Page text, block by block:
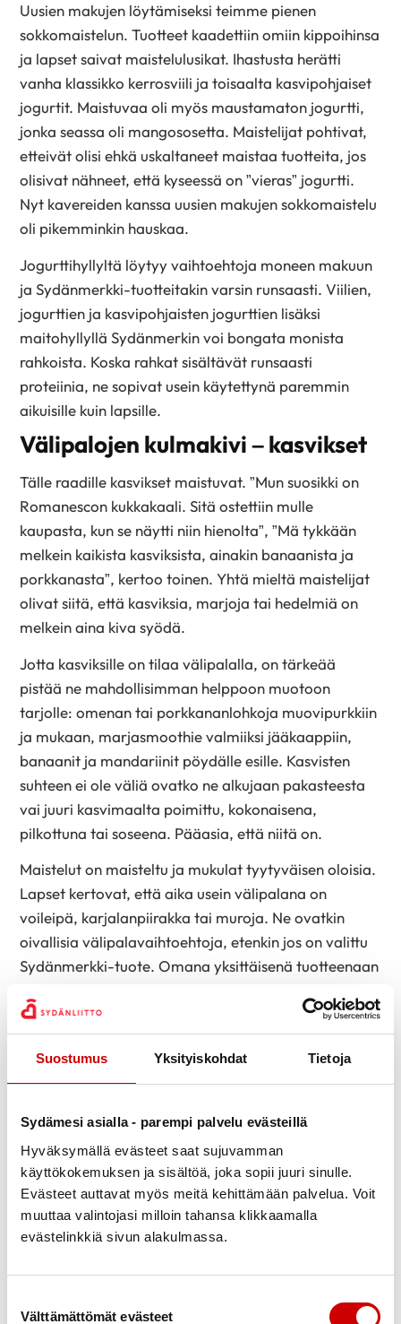
Suostumus Yksityiskohdat Tietoja
Sydämesi asialla - parempi palvelu evästeillä
Hyväksymällä evästeet saat sujuvamman
käyttökokemuksen ja sisältöä, joka sopii juuri sinulle.
Evästeet auttavat myös meitä kehittämään palvelua. Voit
muuttaa valintojasi milloin tahansa klikkaamalla
evästelinkkiä sivun alakulmassa.
Välttämättömät evästeet
Uusien makujen löytämiseksi teimme pienen
sokkomaistelun. Tuotteet kaadettiin omiin kippoihinsa
ja lapset saivat maistelulusikat. Ihastusta herätti
vanha klassikko kerrosviili ja toisaalta kasvipohjaiset
jogurtit. Maistuvaa oli myös maustamaton jogurtti,
jonka seassa oli mangososetta. Maistelijat pohtivat,
etteivät olisi ehkä uskaltaneet maistaa tuotteita, jos
olisivat nähneet, että kyseessä on ”vieras” jogurtti.
Nyt kavereiden kanssa uusien makujen sokkomaistelu
oli pikemminkin hauskaa.
Jogurttihyllyltä löytyy vaihtoehtoja moneen makuun
ja Sydänmerkki-tuotteitakin varsin runsaasti. Viilien,
jogurttien ja kasvipohjaisten jogurttien lisäksi
maitohyllyllä Sydänmerkin voi bongata monista
rahkoista. Koska rahkat sisältävät runsaasti
proteiinia, ne sopivat usein käytettynä paremmin
aikuisille kuin lapsille.
Välipalojen kulmakivi – kasvikset
Tälle raadille kasvikset maistuvat. ”Mun suosikki on
Romanescon kukkakaali. Sitä ostettiin mulle
kaupasta, kun se näytti niin hienolta”, ”Mä tykkään
melkein kaikista kasviksista, ainakin banaanista ja
porkkanasta”, kertoo toinen. Yhtä mieltä maistelijat
olivat siitä, että kasviksia, marjoja tai hedelmiä on
melkein aina kiva syödä.
Jotta kasviksille on tilaa välipalalla, on tärkeää
pistää ne mahdollisimman helppoon muotoon
tarjolle: omenan tai porkkananlohkoja muovipurkkiin
ja mukaan, marjasmoothie valmiiksi jääkaappiin,
banaanit ja mandariinit pöydälle esille. Kasvisten
suhteen ei ole väliä ovatko ne alkujaan pakasteesta
vai juuri kasvimaalta poimittu, kokonaisena,
pilkottuna tai soseena. Pääasia, että niitä on.
Maistelut on maisteltu ja mukulat tyytyväisen oloisia.
Lapset kertovat, että aika usein välipalana on
voileipä, karjalanpiirakka tai muroja. Ne ovatkin
oivallisia välipalavaihtoehtoja, etenkin jos on valittu
Sydänmerkki-tuote. Omana yksittäisenä tuotteenaan
maku on pehmeä ja lisäksi maustamattomissa
pähkinöissä on erinomainen ravintosisältö.
varsin laaja?
”Papan kanssa syödään aina välipalalla jäätelöä,
olisko sitä?”